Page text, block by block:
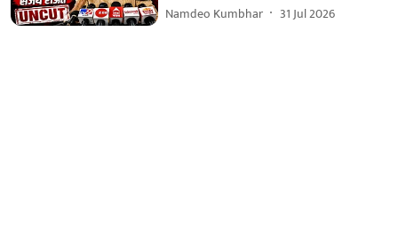
Namdeo Kumbhar 31 Jul 2026